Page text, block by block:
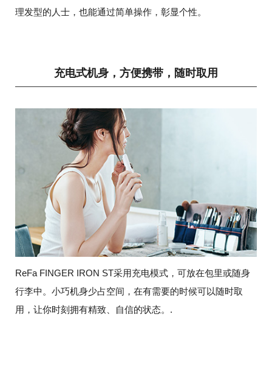
理发型的人士，也能通过简单操作，彰显个性。
充电式机身，方便携带，随时取用
ReFa FINGER IRON ST采用充电模式，可放在包里或随身
行李中。小巧机身少占空间，在有需要的时候可以随时取
用，让你时刻拥有精致、自信的状态。.